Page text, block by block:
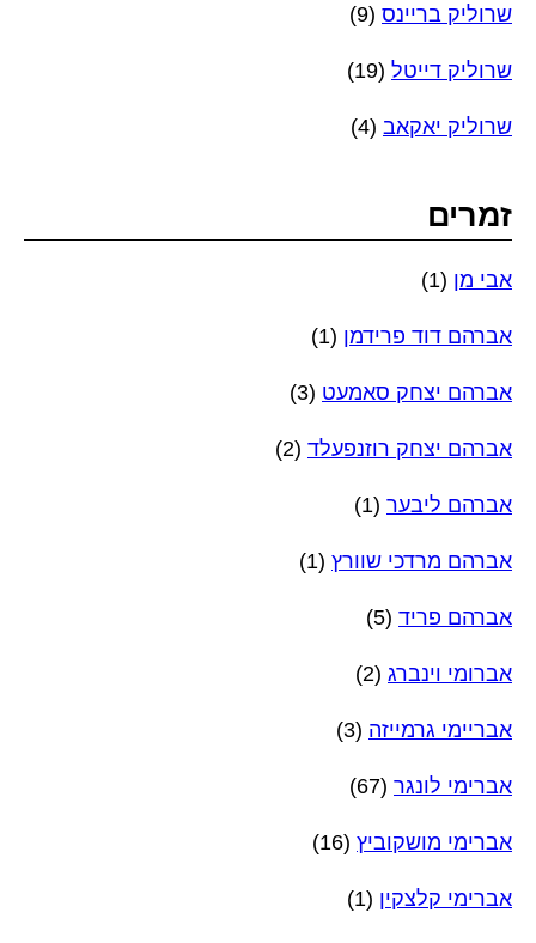
שרוליק בריינס (9)
שרוליק דייטל (19)
שרוליק יאקאב (4)
זמרים
אבי מן (1)
אברהם דוד פרידמן (1)
אברהם יצחק סאמעט (3)
אברהם יצחק רוזנפעלד (2)
אברהם ליבער (1)
אברהם מרדכי שוורץ (1)
אברהם פריד (5)
אברומי וינברג (2)
אבריימי גרמייזה (3)
אברימי לונגר (67)
אברימי מושקוביץ (16)
אברימי קלצקין (1)